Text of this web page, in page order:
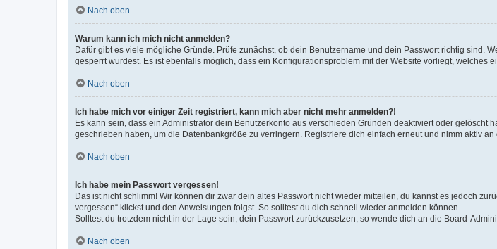
Nach oben
Warum kann ich mich nicht anmelden?
Dafür gibt es viele mögliche Gründe. Prüfe zunächst, ob dein Benutzername und dein Passwort richtig sind.
gesperrt wurdest. Es ist ebenfalls möglich, dass ein Konfigurationsproblem mit der Website vorliegt, welches
Nach oben
Ich habe mich vor einiger Zeit registriert, kann mich aber nicht mehr anmelden?!
Es kann sein, dass ein Administrator dein Benutzerkonto aus verschieden Gründen deaktiviert oder
geschrieben haben, um die Datenbankgröße zu verringern. Registriere dich einfach erneut und nimm aktiv
Nach oben
Ich habe mein Passwort vergessen!
Das ist nicht schlimm! Wir können dir zwar dein altes Passwort nicht wieder mitteilen, du kannst es jedoch
vergessen“ klickst und den Anweisungen folgst. So solltest du dich schnell wieder anmelden können.
Solltest du trotzdem nicht in der Lage sein, dein Passwort zurückzusetzen, so wende dich an die Board-
Nach oben